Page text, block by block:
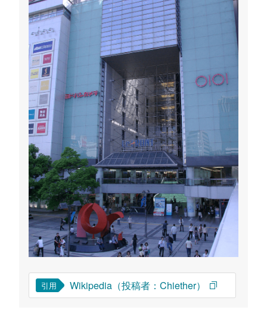
引用 Wikipedia（投稿者：Chiether）